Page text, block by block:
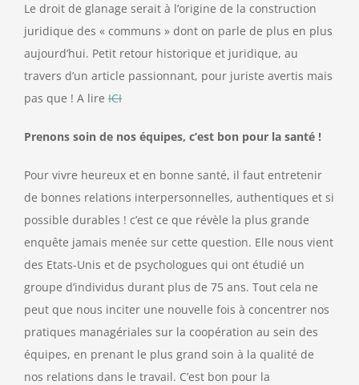
Le droit de glanage serait à l’origine de la construction
juridique des « communs » dont on parle de plus en plus
aujourd’hui. Petit retour historique et juridique, au
travers d’un article passionnant, pour juriste avertis mais
pas que ! A lire ICI
Prenons soin de nos équipes, c’est bon pour la santé !
Pour vivre heureux et en bonne santé, il faut entretenir
de bonnes relations interpersonnelles, authentiques et si
possible durables ! c’est ce que révèle la plus grande
enquête jamais menée sur cette question. Elle nous vient
des Etats-Unis et de psychologues qui ont étudié un
groupe d’individus durant plus de 75 ans. Tout cela ne
peut que nous inciter une nouvelle fois à concentrer nos
pratiques managériales sur la coopération au sein des
équipes, en prenant le plus grand soin à la qualité de
nos relations dans le travail. C’est bon pour la